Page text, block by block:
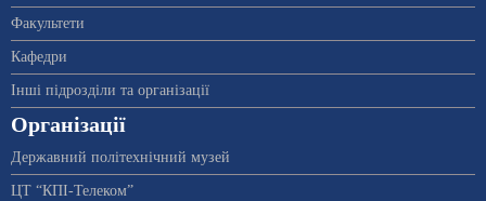
Факультети
Кафедри
Інші підрозділи та організації
Організації
Державний політехнічний музей
ЦТ “КПІ-Телеком”